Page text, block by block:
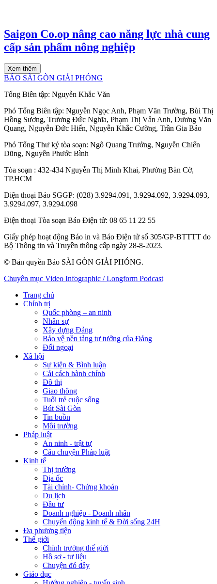
Saigon Co.op nâng cao năng lực nhà cung
cấp sản phẩm nông nghiệp
Xem thêm
BÁO SÀI GÒN GIẢI PHÓNG
Tổng Biên tập: Nguyễn Khắc Văn
Phó Tổng Biên tập: Nguyễn Ngọc Anh, Phạm Văn Trường, Bùi Thị
Hồng Sương, Trương Đức Nghĩa, Phạm Thị Vân Anh, Dương Văn
Quang, Nguyễn Đức Hiển, Nguyễn Khắc Cường, Trần Gia Bảo
Phó Tổng Thư ký tòa soạn: Ngô Quang Trưởng, Nguyễn Chiến
Dũng, Nguyễn Phước Bình
Tòa soạn : 432-434 Nguyễn Thị Minh Khai, Phường Bàn Cờ,
TP.HCM
Điện thoại Báo SGGP: (028) 3.9294.091, 3.9294.092, 3.9294.093,
3.9294.097, 3.9294.098
Điện thoại Tòa soạn Báo Điện tử: 08 65 11 22 55
Giấy phép hoạt động Báo in và Báo Điện tử số 305/GP-BTTTT do
Bộ Thông tin và Truyền thông cấp ngày 28-8-2023.
© Bản quyền Báo SÀI GÒN GIẢI PHÓNG.
Chuyên mục Video Infographic / Longform Podcast
Trang chủ
Chính trị
Quốc phòng – an ninh
Nhân sự
Xây dựng Đảng
Bảo vệ nền tảng tư tưởng của Đảng
Đối ngoại
Xã hội
Sự kiện & Bình luận
Cải cách hành chính
Đô thị
Giao thông
Tuổi trẻ cuộc sống
Bút Sài Gòn
Tin buồn
Môi trường
Pháp luật
An ninh - trật tự
Câu chuyện Pháp luật
Kinh tế
Thị trường
Địa ốc
Tài chính- Chứng khoán
Du lịch
Đầu tư
Doanh nghiệp - Doanh nhân
Chuyển động kinh tế & Đời sống 24H
Đa phương tiện
Thế giới
Chính trường thế giới
Hồ sơ - tư liệu
Chuyện đó đây
Giáo dục